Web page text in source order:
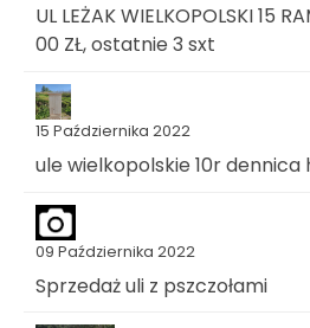
UL LEŻAK WIELKOPOLSKI 15
00 ZŁ, ostatnie 3 sxt
15 Października 2022
ule wielkopolskie 10r dennica
09 Października 2022
Sprzedaż uli z pszczołami